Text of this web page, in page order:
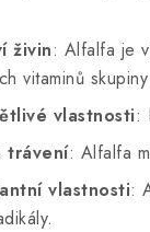
živin: Alfalfa je
vitaminů
vlastnosti:
trávení: Alfalfa
vlastnosti: